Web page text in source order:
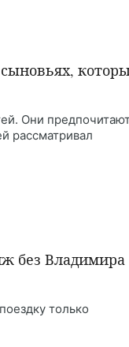
Они
рассматривал
без Владимира
только